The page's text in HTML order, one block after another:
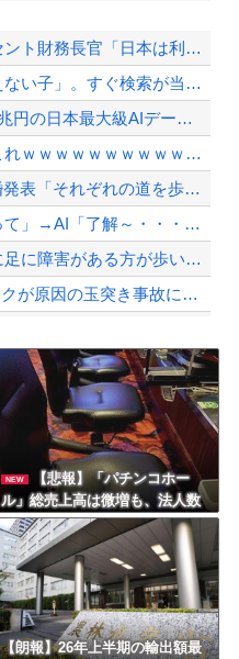
【AI】Google、Geminiが大赤字、史上初のマイナスキャッシュフローに陥...
【衝撃】イオンモール爆発事故、『とんでもない事実』が判明してしまう・・・・・・
「ジャニーさんとつかこうへい氏は同じ」少年隊・錦織一清が明かすレジェンドの共通点...
【配信者】「金バエ」のSNS更新が1週間途絶え、様々な憶測が飛び交う。1週間ぶり...
【緊急速報】NYで警官が黒人男性の首を絞め、暴動第二波不可避へ
Powered by livedoor 相互RSS
【高市、叱られる】ベッセント財務長官「日本は利上げして政権は金融・財政政策をとっ...
急増する「自分の頭で考えない子」。すぐ検索が当たり前に…スマホ時代の“親切すぎる...
【朗報】秋田市に建設費2兆円の日本最大級AIデータセンター建設へ UAEなどが投...
日ハム 対SB 2勝 14敗 ←これｗｗｗｗｗｗｗｗｗｗｗｗｗｗｗｗｗｗｗｗ
元TBSアナ山本里菜が離婚発表「それぞれの道を歩むこととなりました」
人間様「バックアップとって」→AI「了解～・・・あ、間違えた」→ガチで洒落になら...
母と一緒の時に、明らかに足に障害がある方が歩いていた。母「なんであんな歩き方なの...
【動画】首都高で4tトラックが原因の玉突き事故に巻き込まれた軽バンの車載。
アガサ博士「今日はみんなでうなぎを食べに行くぞい」
日本旅行キャンセルすべきか…1万年ぶり史上最大級の火山の兆し＝韓国の反応
海外「おめでとうタキ！」リヴァプール南野がバースデーゴール！！
Powered by livedoor 相互RSS
NEW
【悲報】「パチンコホー
ル」総売上高は微増も、法人数
は10年間で半減 黒字企業割合
は5年ぶりに7割超え
【朗報】26年上半期の輸出額最